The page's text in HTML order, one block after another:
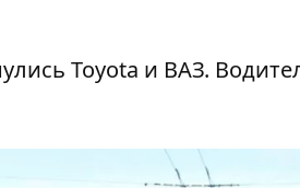
Toyota и ВАЗ.